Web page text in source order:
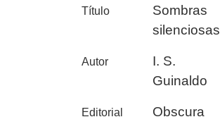
Título
Sombras
silenciosas
Autor
I. S.
Guinaldo
Editorial Obscura